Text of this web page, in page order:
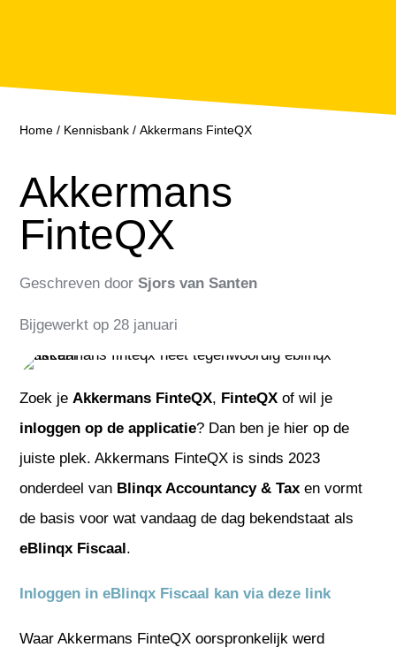
Home / Kennisbank /Akkermans FinteQX
Akkermans
FinteQX
Geschreven doorSjors van Santen
Bijgewerkt op 28 januari
Zoek jeAkkermans FinteQX, FinteQX of wil je
inloggen op de applicatie? Dan ben je hier op de
juiste plek. Akkermans FinteQX is sinds 2023
onderdeel van Blinqx Accountancy & Tax en vormt
de basis voor wat vandaag de dag bekendstaat als
eBlinqx Fiscaal.
Inloggen in eBlinqx Fiscaal kan via deze link
Waar Akkermans FinteQX oorspronkelijk werd